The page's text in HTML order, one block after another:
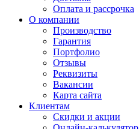
Оплата и рассрочка
О компании
Производство
Гарантия
Портфолио
Отзывы
Реквизиты
Вакансии
Карта сайта
Клиентам
Скидки и акции